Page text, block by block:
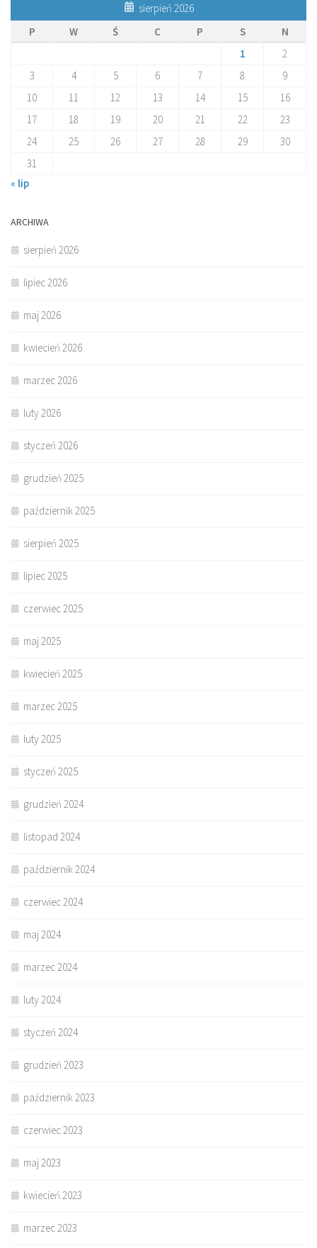
sierpień 2026
P
W Ś C P S
N
1
2
3
4 5 6 7 8
9
10
11 12 13 14 15
16
17
18 19 20 21 22
23
24
25 26 27 28 29
30
31
« lip
ARCHIWA
sierpień 2026
lipiec 2026
maj 2026
kwiecień 2026
marzec 2026
luty 2026
styczeń 2026
grudzień 2025
październik 2025
sierpień 2025
lipiec 2025
czerwiec 2025
maj 2025
kwiecień 2025
marzec 2025
luty 2025
styczeń 2025
grudzień 2024
listopad 2024
październik 2024
czerwiec 2024
maj 2024
marzec 2024
luty 2024
styczeń 2024
grudzień 2023
październik 2023
czerwiec 2023
maj 2023
kwiecień 2023
marzec 2023